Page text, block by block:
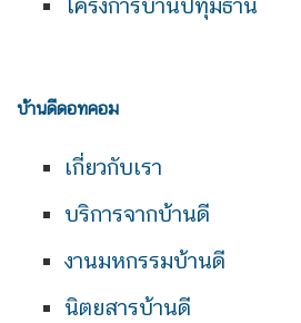
โครงการบ้านปทุมธานี
บ้านดีดอทคอม
เกี่ยวกับเรา
บริการจากบ้านดี
งานมหกรรมบ้านดี
นิตยสารบ้านดี